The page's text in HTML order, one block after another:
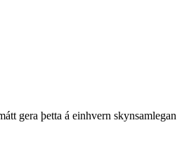
gera þetta á einhvern skynsamlegan